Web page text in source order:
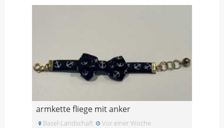
armkette fliege mit anker
Basel-Landschaft Vor einer Woche